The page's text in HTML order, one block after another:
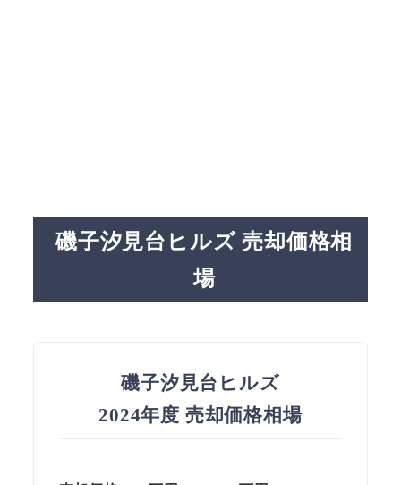
磯子汐見台ヒルズ 売却価格相
場
磯子汐見台ヒルズ
2024年度 売却価格相場